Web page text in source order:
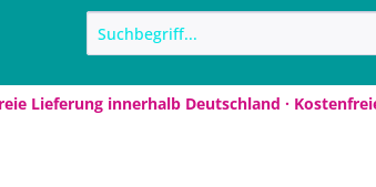
Lieferung innerhalb Deutschland ·